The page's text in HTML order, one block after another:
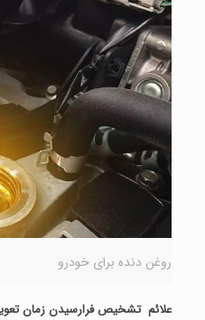
روغن دنده برای خودرو
علائم تشخيص فرارسيدن زمان